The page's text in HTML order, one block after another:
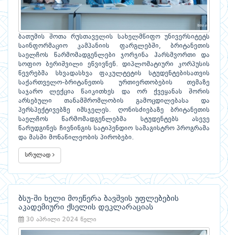
ბათუმის შოთა რუსთაველის სახელმწიფო უნივერსიტეტს
საინფორმაციო კამპანიის ფარგლებში, ბრიტანეთის
საელჩოს წარმომადგენლები ჯორჯინა ჰარსმვორთი და
სოფიო ბერიშვილი ეწვივნენ. დიპლომატიური კორპუსის
წევრებმა სხვადასხვა ფაკულტეტის სტუდენტებისათვის
საქართველო-ბრიტანეთის ურთიერთობების თემაზე
საჯარო ლექცია წაიკითხეს და ორ ქვეყანას შორის
არსებული თანამშრომლობის გამოცდილებასა და
პერსპექტივებზე იმსჯელეს. ღონისძიებაზე ბრიტანეთის
საელჩოს წარმომადგენლებმა სტუდენტებს ასევე
წარუდგინეს ჩივნინგის სატიპენდიო სამაგისტრო პროგრამა
და მასში მონაწილეობის პირობები.
სრულად
ბსუ-ში ხელი მოეწერა ბავშვის უფლებების
აკადემიური ქსელის დეკლარაციას
30 აპრილი 2024 წელი